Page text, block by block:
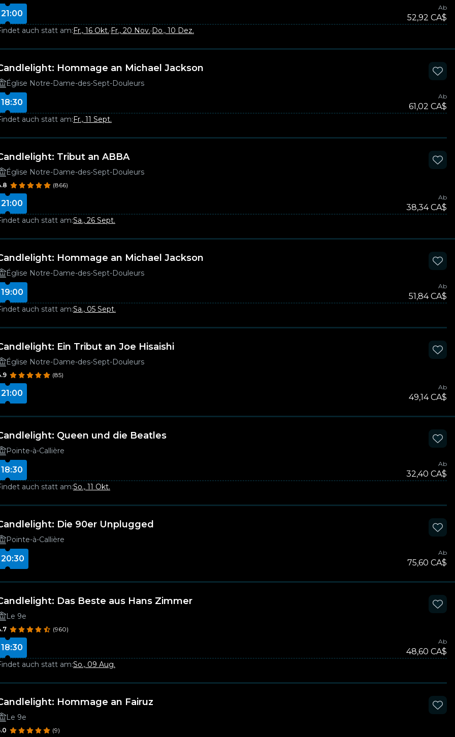
21:00
Ab
52,92 CA$
auch statt am:Fr., 16 Okt.·Fr., 20 Nov.·Do., 10 Dez.
Hommage an Michael Jackson
Église Notre-Dame-des-Sept-Douleurs
18:30
Ab
61,02 CA$
auch statt am:Fr., 11 Sept.
Tribut an ABBA
Église Notre-Dame-des-Sept-Douleurs
(866)
21:00
Ab
38,34 CA$
auch statt am:Sa., 26 Sept.
Hommage an Michael Jackson
Église Notre-Dame-des-Sept-Douleurs
19:00
Ab
51,84 CA$
auch statt am:Sa., 05 Sept.
Ein Tribut an Joe Hisaishi
Église Notre-Dame-des-Sept-Douleurs
(85)
21:00
Ab
49,14 CA$
Queen und die Beatles
Pointe-à-Callière
18:30
Ab
32,40 CA$
auch statt am:So., 11 Okt.
Die 90er Unplugged
Pointe-à-Callière
20:30
Ab
75,60 CA$
Das Beste aus Hans Zimmer
Le 9e
(960)
18:30
Ab
48,60 CA$
auch statt am:So., 09 Aug.
Hommage an Fairuz
Le 9e
(9)